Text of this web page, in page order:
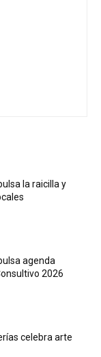
la raicilla y
agenda
2026
celebra arte